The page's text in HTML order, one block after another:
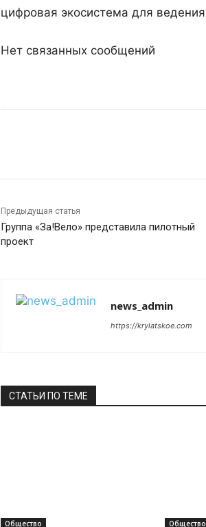
цифровая экосистема для
Нет связанных сообщений
Предыдущая статья
Группа «За!Вело» представила пилотный
проект
news_admin
https://krylatskoe.com
СТАТЬИ ПО ТЕМЕ
Общество Общество